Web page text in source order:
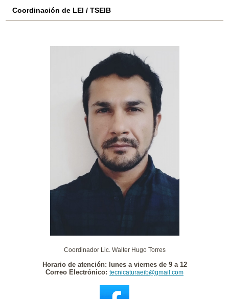
Coordinación de LEI / TSEIB
Coordinador Lic. Walter Hugo Torres
Horario de atención: lunes a viernes de 9 a 12
Correo Electrónico: tecnicaturaeib@gmail.com